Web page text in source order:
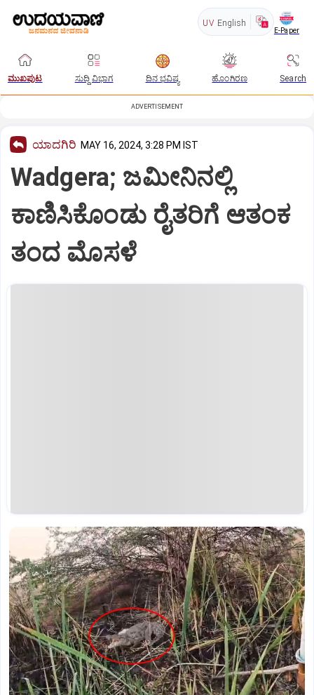
UV English
E-Paper
ಮುಖಪುಟ ಸುದ್ದಿ ವಿಭಾಗ ದಿನ ಭವಿಷ್ಯ ಹೊಂಗಿರಣ Search
ADVERTISEMENT
ಯಾದಗಿರಿ MAY 16, 2024, 3:28 PM IST
Wadgera; ಜಮೀನಿನಲ್ಲಿ
ಕಾಣಿಸಿಕೊಂಡು ರೈತರಿಗೆ ಆತಂಕ
ತಂದ ಮೊಸಳೆ